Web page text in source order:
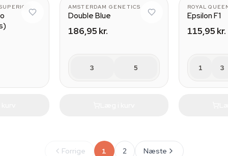
AMSTERDAM GENETICS
Double Blue
186,95 kr.
3 5
ROYAL
Epsilon F1
115,95 kr.
1 3
Forrige 1 2 Næste